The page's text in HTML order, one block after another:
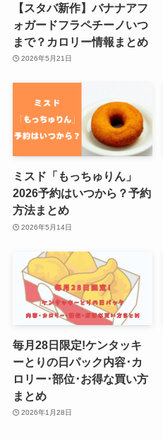
【スタバ新作】バナナアフ
ォガードフラペチーノいつ
まで？カロリー情報まとめ
2026年5月21日
ミスド「もっちゅりん」
2026予約はいつから？予約
方法まとめ
2026年5月14日
毎月28日限定!ケンタッキ
ーとりの日パック内容･カ
ロリー･部位･お得な買い方
まとめ
2026年1月28日